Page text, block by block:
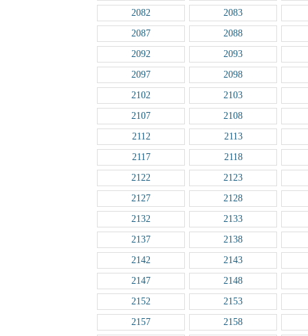
2082
2083
2087
2088
2092
2093
2097
2098
2102
2103
2107
2108
2112
2113
2117
2118
2122
2123
2127
2128
2132
2133
2137
2138
2142
2143
2147
2148
2152
2153
2157
2158